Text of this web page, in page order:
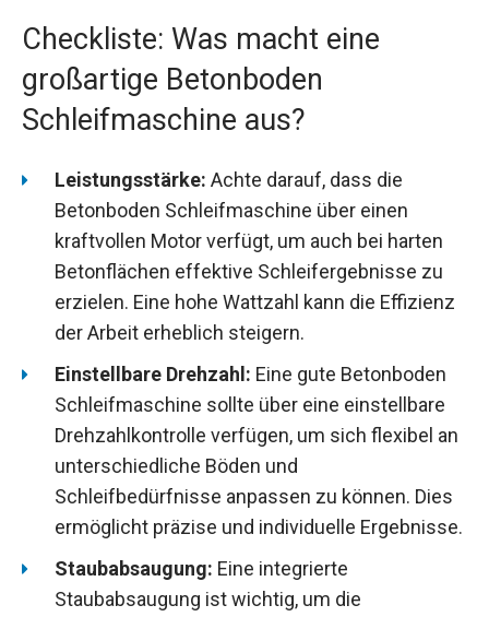
Checkliste: Was macht eine
großartige Betonboden
Schleifmaschine aus?
Leistungsstärke: Achte darauf, dass die
Betonboden Schleifmaschine über einen
kraftvollen Motor verfügt, um auch bei harten
Betonflächen effektive Schleifergebnisse zu
erzielen. Eine hohe Wattzahl kann die Effizienz
der Arbeit erheblich steigern.
Einstellbare Drehzahl: Eine gute Betonboden
Schleifmaschine sollte über eine einstellbare
Drehzahlkontrolle verfügen, um sich flexibel an
unterschiedliche Böden und
Schleifbedürfnisse anpassen zu können. Dies
ermöglicht präzise und individuelle Ergebnisse.
Staubabsaugung: Eine integrierte
Staubabsaugung ist wichtig, um die